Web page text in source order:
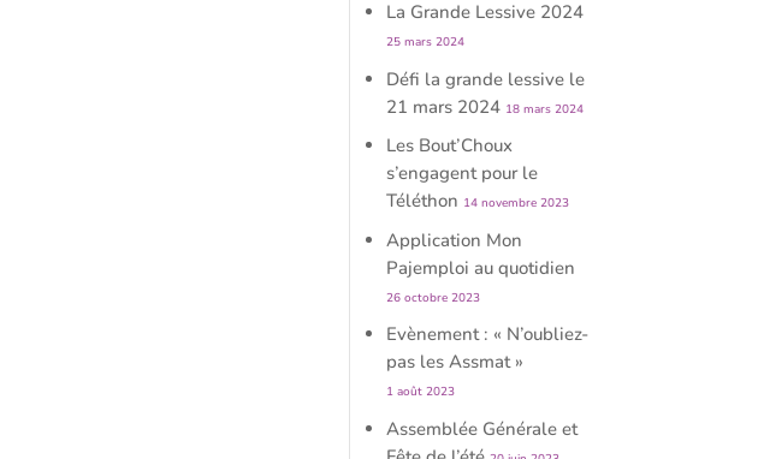
La Grande Lessive 2024
25 mars 2024
Défi la grande lessive le
21 mars 2024 18 mars 2024
Les Bout’Choux
s’engagent pour le
Téléthon 14 novembre 2023
Application Mon
Pajemploi au quotidien
26 octobre 2023
Evènement : « N’oubliez-
pas les Assmat »
1 août 2023
Assemblée Générale et